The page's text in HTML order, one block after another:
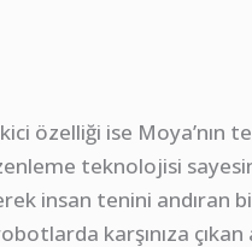
özelliği ise Moya’nın
teknolojisi
insan tenini andıran
robotlarda karşınıza